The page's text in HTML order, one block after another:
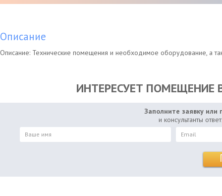
Описание
Описание: Технические помещения и необходимое оборудование, а
ИНТЕРЕСУЕТ ПОМЕЩЕНИЕ
Заполните заявку или
и консультанты